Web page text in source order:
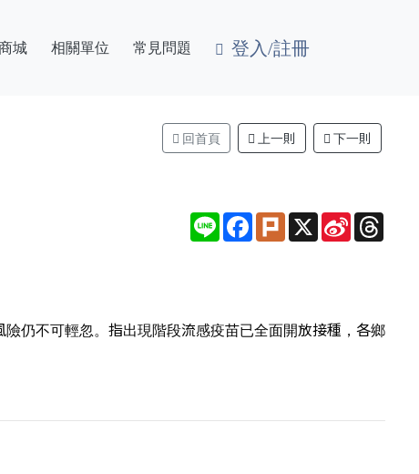
城 相關單位 常見問題 登入/註冊
回首頁 上一則 下一則
Line Facebook
PlurkX Sina
Weibo
仍不可輕忽。指出現階段流感疫苗已全面開放接種，各鄉